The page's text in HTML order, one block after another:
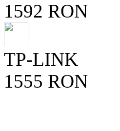
1592 RON
TP-LINK
1555 RON